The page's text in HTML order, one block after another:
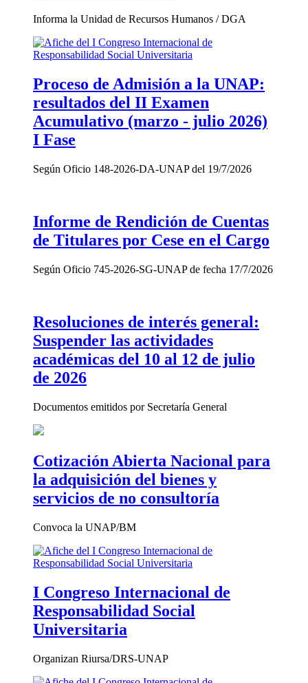
Informa la Unidad de Recursos Humanos / DGA
Proceso de Admisión a la UNAP:
resultados del II Examen
Acumulativo (marzo - julio 2026)
I Fase
Según Oficio 148-2026-DA-UNAP del 19/7/2026
Informe de Rendición de Cuentas
de Titulares por Cese en el Cargo
Según Oficio 745-2026-SG-UNAP de fecha 17/7/2026
Resoluciones de interés general:
Suspender las actividades
académicas del 10 al 12 de julio
de 2026
Documentos emitidos por Secretaría General
Cotización Abierta Nacional para
la adquisición del bienes y
servicios de no consultoría
Convoca la UNAP/BM
I Congreso Internacional de
Responsabilidad Social
Universitaria
Organizan Riursa/DRS-UNAP